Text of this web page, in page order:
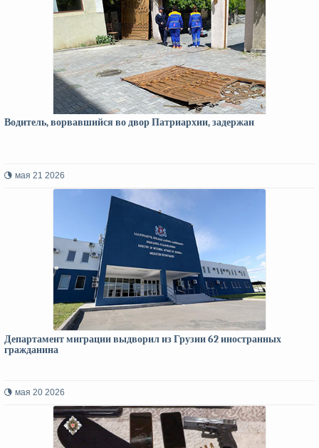
Водитель, ворвавшийся во двор Патриархии, задержан
мая 21 2026
Департамент миграции выдворил из Грузии 62 иностранных
гражданина
мая 20 2026